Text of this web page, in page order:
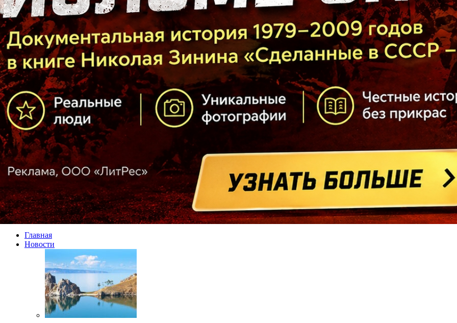
Главная
Новости